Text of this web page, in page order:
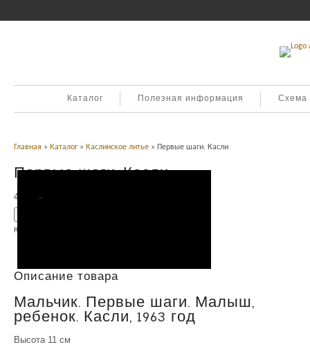
Каталог Полезная информация Схема
Главная » Каталог » Каслинское литье » Первые шаги. Касли
Первые шаги. Касли
4,500 Р
Категория:
Описание товара
Мальчик. Первые шаги. Малыш,
ребенок. Касли, 1963 год
Высота 11 см